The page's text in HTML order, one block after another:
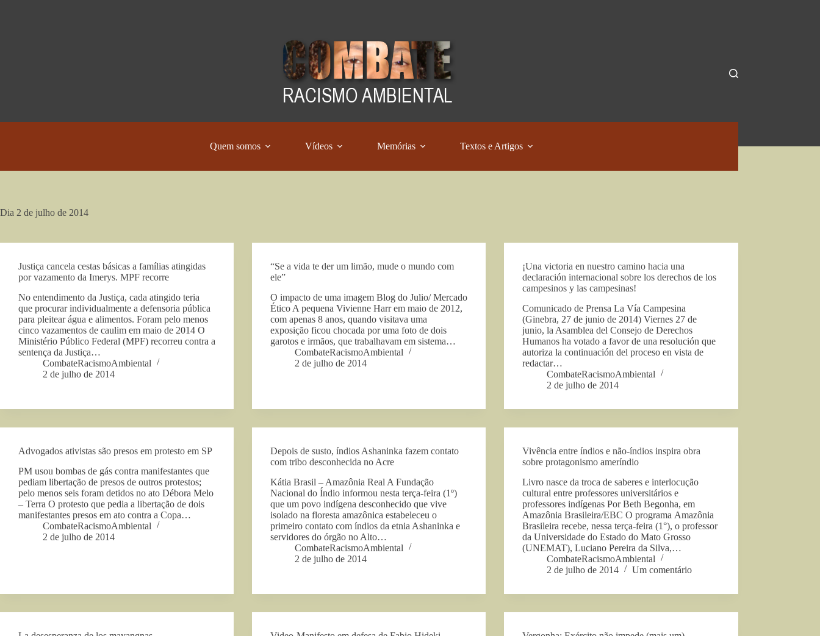
Quem somos Vídeos Memórias Textos e Artigos
Dia 2 de julho de 2014
Justiça cancela cestas básicas a famílias atingidas
por vazamento da Imerys. MPF recorre
No entendimento da Justiça, cada atingido teria
que procurar individualmente a defensoria pública
para pleitear água e alimentos. Foram pelo menos
cinco vazamentos de caulim em maio de 2014 O
Ministério Público Federal (MPF) recorreu contra a
sentença da Justiça…
CombateRacismoAmbiental
2 de julho de 2014
“Se a vida te der um limão, mude o mundo com
ele”
O impacto de uma imagem Blog do Julio/ Mercado
Ético A pequena Vivienne Harr em maio de 2012,
com apenas 8 anos, quando visitava uma
exposição ficou chocada por uma foto de dois
garotos e irmãos, que trabalhavam em sistema…
CombateRacismoAmbiental
2 de julho de 2014
¡Una victoria en nuestro camino hacia una
declaración internacional sobre los derechos de los
campesinos y las campesinas!
Comunicado de Prensa La Vía Campesina
(Ginebra, 27 de junio de 2014) Viernes 27 de
junio, la Asamblea del Consejo de Derechos
Humanos ha votado a favor de una resolución que
autoriza la continuación del proceso en vista de
redactar…
CombateRacismoAmbiental
2 de julho de 2014
Advogados ativistas são presos em protesto em SP
PM usou bombas de gás contra manifestantes que
pediam libertação de presos de outros protestos;
pelo menos seis foram detidos no ato Débora Melo
– Terra O protesto que pedia a libertação de dois
manifestantes presos em ato contra a Copa…
CombateRacismoAmbiental
2 de julho de 2014
Depois de susto, índios Ashaninka fazem contato
com tribo desconhecida no Acre
Kátia Brasil – Amazônia Real A Fundação
Nacional do Índio informou nesta terça-feira (1º)
que um povo indígena desconhecido que vive
isolado na floresta amazônica estabeleceu o
primeiro contato com índios da etnia Ashaninka e
servidores do órgão no Alto…
CombateRacismoAmbiental
2 de julho de 2014
Vivência entre índios e não-índios inspira obra
sobre protagonismo ameríndio
Livro nasce da troca de saberes e interlocução
cultural entre professores universitários e
professores indígenas Por Beth Begonha, em
Amazônia Brasileira/EBC O programa Amazônia
Brasileira recebe, nessa terça-feira (1°), o professor
da Universidade do Estado do Mato Grosso
(UNEMAT), Luciano Pereira da Silva,…
CombateRacismoAmbiental
2 de julho de 2014
Um comentário